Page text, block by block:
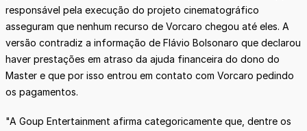
responsável pela execução do projeto cinematográfico
asseguram que nenhum recurso de Vorcaro chegou até eles. A
versão contradiz a informação de Flávio Bolsonaro que declarou
haver prestações em atraso da ajuda financeira do dono do
Master e que por isso entrou em contato com Vorcaro pedindo
os pagamentos.
"A Goup Entertainment afirma categoricamente que, dentre os